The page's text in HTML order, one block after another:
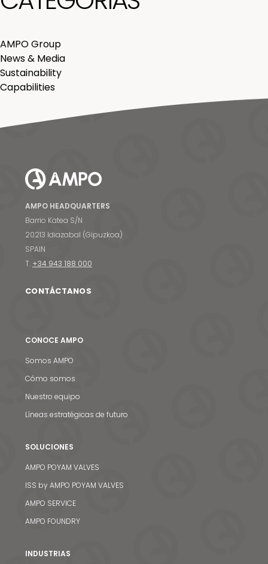
AMPO Group
News & Media
Sustainability
Capabilities
AMPO HEADQUARTERS
Barrio Katea S/N
20213 Idiazabal (Gipuzkoa)
SPAIN
T. +34 943 188 000
CONTÁCTANOS
CONOCE AMPO
Somos AMPO
Cómo somos
Nuestro equipo
Líneas estratégicas de futuro
SOLUCIONES
AMPO POYAM VALVES
ISS by AMPO POYAM VALVES
AMPO SERVICE
AMPO FOUNDRY
INDUSTRIAS